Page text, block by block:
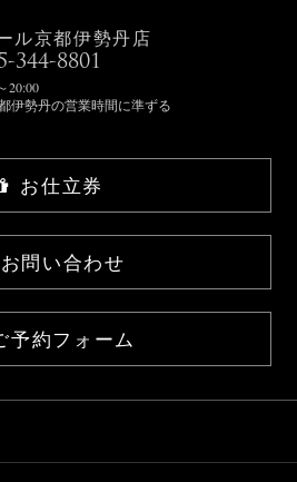
ル京都伊勢丹店
344-8801
20:00
伊勢丹の営業時間に準ずる
お仕立券
お問い合わせ
予約フォーム